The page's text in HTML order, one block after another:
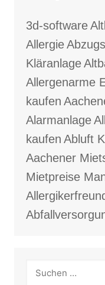
3d-software
Allergie
Kläranlage
Allergenarme
kaufen
Alarmanlage
kaufen Abluft
Aachener
Mietpreise